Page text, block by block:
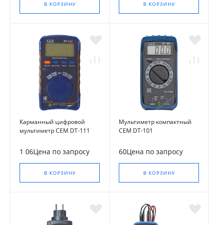
В КОРЗИНУ В КОРЗИНУ
Карманный цифровой
мультиметр CEM DT-111
1 06Цена по запросу
В КОРЗИНУ
Мультиметр компактный
CEM DT-101
60Цена по запросу
В КОРЗИНУ